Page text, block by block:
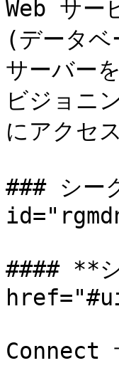
Web サー
(データ
サーバー
ビジョニ
にアクセ
### シー
#### **
Connect